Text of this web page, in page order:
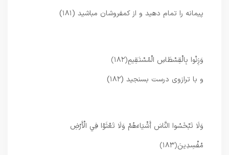
پيمانه را تمام دهيد و از كم‏فروشان مباشيد (۱۸۱)
وَزِنُوا بِالْقِسْطَاسِ الْمُسْتَقِيمِ﴿۱۸۲﴾
و با ترازوى درست بسنجيد (۱۸۲)
وَلَا تَبْخَسُوا النَّاسَ أَشْيَاءَهُمْ وَلَا تَعْثَوْا فِي الْأَرْضِ
مُفْسِدِينَ﴿۱۸۳﴾